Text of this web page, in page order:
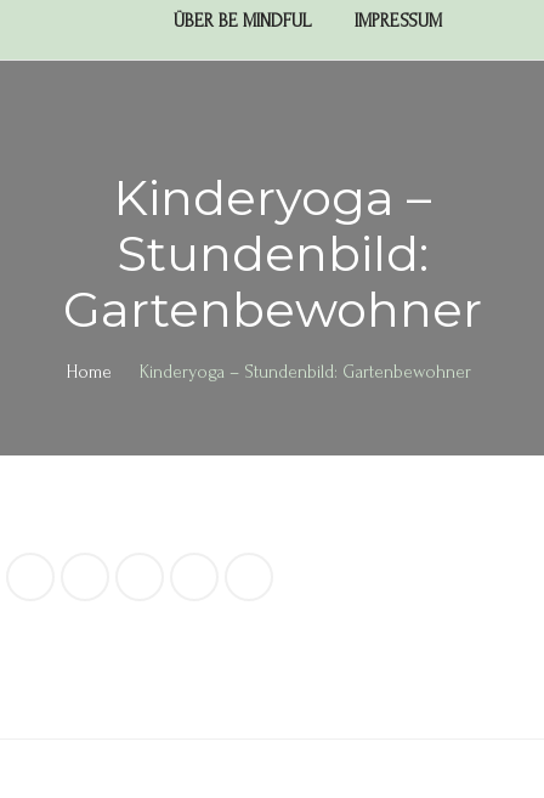
ÜBER BE MINDFUL IMPRESSUM
Kinderyoga –
Stundenbild:
Gartenbewohner
Home Kinderyoga – Stundenbild: Gartenbewohner